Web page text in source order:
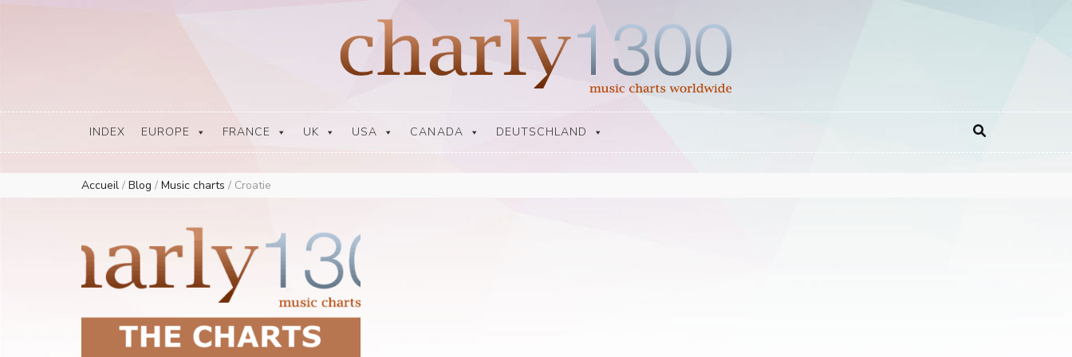
Europe Airplay Charts Radios Music Worldwide – Charly1300
European Music Charts plus USA and Australia
INDEX EUROPE FRANCE UK USA CANADA DEUTSCHLAND
Accueil / Blog / Music charts / Croatie